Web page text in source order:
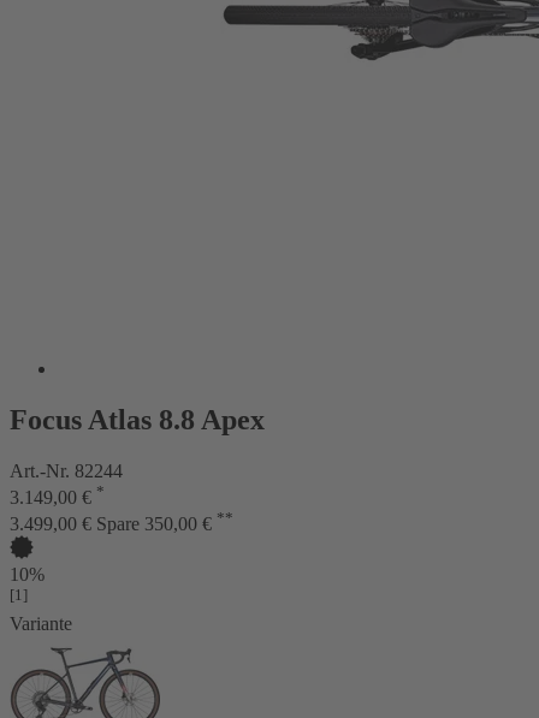
Focus Atlas 8.8 Apex
Art.-Nr. 82244
3.149,00 € *
3.499,00 € Spare 350,00 € **
10%
[1]
Variante